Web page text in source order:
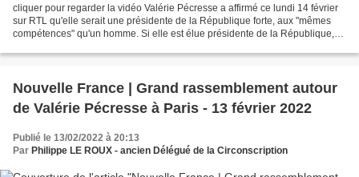
cliquer pour regarder la vidéo Valérie Pécresse a affirmé ce lundi 14 février
sur RTL qu'elle serait une présidente de la République forte, aux "mêmes
compétences" qu'un homme. Si elle est élue présidente de la République,
Nouvelle France | Grand rassemblement autour
de Valérie Pécresse à Paris - 13 février 2022
Publié le 13/02/2022 à 20:13
Par Philippe LE ROUX - ancien Délégué de la Circonscription